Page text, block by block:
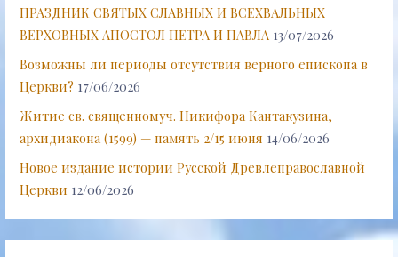
ПРАЗДНИК СВЯТЫХ СЛАВНЫХ И ВСЕХВАЛЬНЫХ
ВЕРХОВНЫХ АПОСТОЛ ПЕТРА И ПАВЛА 13/07/2026
Возможны ли периоды отсутствия верного епископа в
Церкви? 17/06/2026
Житие св. священномуч. Никифора Кантакузина,
архидиакона (1599) — память 2/15 июня 14/06/2026
Новое издание истории Русской Древлеправославной
Церкви 12/06/2026